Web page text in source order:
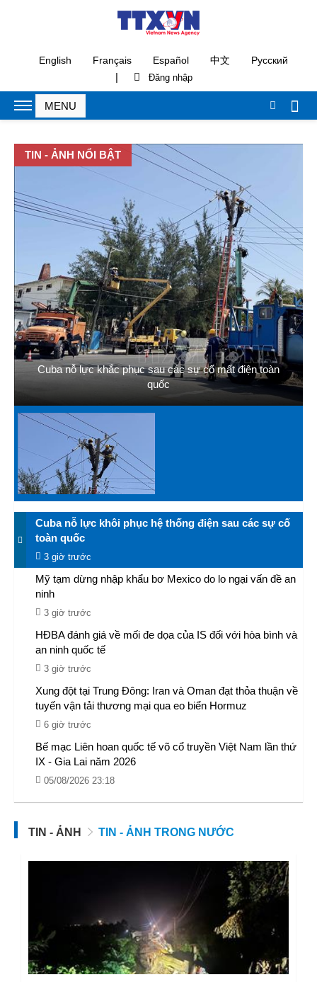
English Français Español 中文 Русский
|
TIN - ẢNH NỔI BẬT
Cuba nỗ lực khắc phục sau các sự cố mất điện toàn
quốc
Cuba nỗ lực khôi phục hệ thống điện sau các sự cố
toàn quốc
3 giờ trước
Mỹ tạm dừng nhập khẩu bơ Mexico do lo ngại vấn đề an
ninh
3 giờ trước
HĐBA đánh giá về mối đe dọa của IS đối với hòa bình và
an ninh quốc tế
3 giờ trước
Xung đột tại Trung Đông: Iran và Oman đạt thỏa thuận về
tuyến vận tải thương mại qua eo biển Hormuz
6 giờ trước
Bế mạc Liên hoan quốc tế võ cổ truyền Việt Nam lần thứ
IX - Gia Lai năm 2026
05/08/2026 23:18
TIN - ẢNH TIN - ẢNH TRONG NƯỚC